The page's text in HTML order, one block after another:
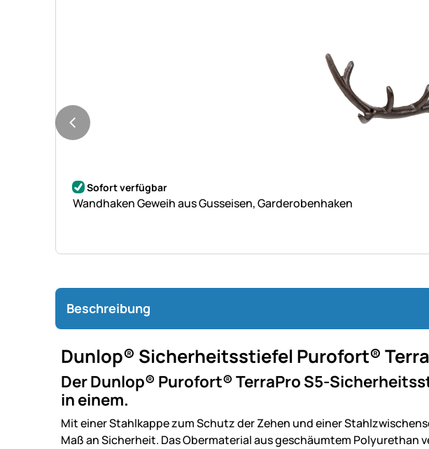
Noch keine Bewertungen abgegeben
Sofort verfügbar
Wandhaken Geweih aus Gusseisen, Garderobenhaken
Beschreibung
Dunlop® Sicherheitsstiefel Purofort®
Der Dunlop® Purofort® TerraPro S5-
in einem.
Mit einer Stahlkappe zum Schutz der Zehen und einer
Maß an Sicherheit. Das Obermaterial aus geschäumtem